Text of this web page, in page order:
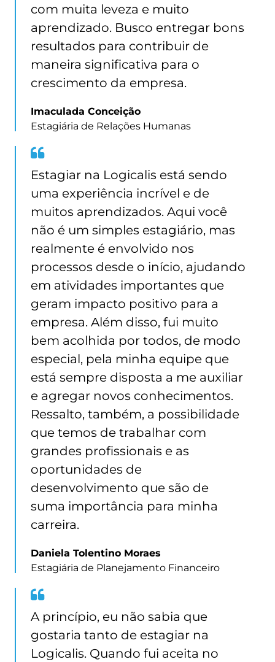
com muita leveza e muito
aprendizado. Busco entregar bons
resultados para contribuir de
maneira significativa para o
crescimento da empresa.
Imaculada Conceição
Estagiária de Relações Humanas
Quote
from
Daniela
Tolentino
Moraes
Estagiar na Logicalis está sendo
uma experiência incrível e de
muitos aprendizados. Aqui você
não é um simples estagiário, mas
realmente é envolvido nos
processos desde o início, ajudando
em atividades importantes que
geram impacto positivo para a
empresa. Além disso, fui muito
bem acolhida por todos, de modo
especial, pela minha equipe que
está sempre disposta a me auxiliar
e agregar novos conhecimentos.
Ressalto, também, a possibilidade
que temos de trabalhar com
grandes profissionais e as
oportunidades de
desenvolvimento que são de
suma importância para minha
carreira.
Daniela Tolentino Moraes
Estagiária de Planejamento Financeiro
Quote
from
Lavinia
Castro
A princípio, eu não sabia que
gostaria tanto de estagiar na
Logicalis. Quando fui aceita no